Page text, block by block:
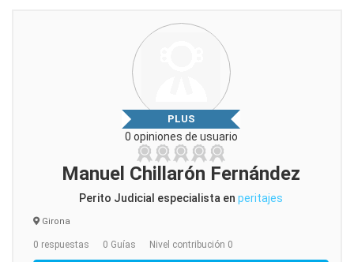
PLUS
0 opiniones de usuario
Manuel Chillarón Fernández
Perito Judicial especialista en peritajes
Girona
0 respuestas 0 Guías Nivel contribución 0